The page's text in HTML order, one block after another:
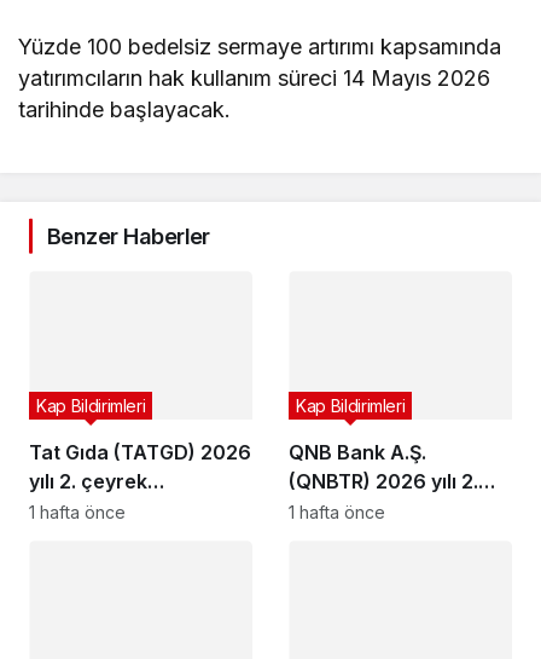
Yüzde 100 bedelsiz sermaye artırımı kapsamında
yatırımcıların hak kullanım süreci 14 Mayıs 2026
tarihinde başlayacak.
Benzer Haberler
Tat Gıda (TATGD) 2026
yılı 2. çeyrek
bilançosunu açıkladı
Kap Bildirimleri
1 hafta önce
QNB Bank A.Ş.
(QNBTR) 2026 yılı 2.
çeyrek bilançosunu
Kap Bildirimleri
1 hafta önce